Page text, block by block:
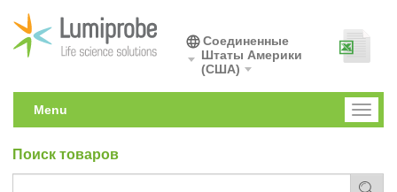
Соединенные
Штаты Америки
(США)
Toggle
Menu
Поиск товаров